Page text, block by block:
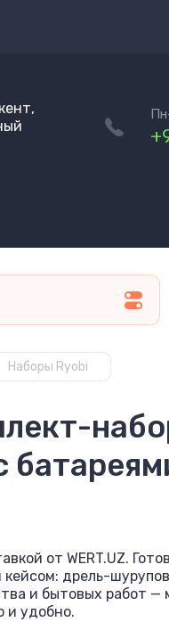
Наборы Ryobi
от WERT.UZ.
дрель-
и бытовых работ —
и удобно.